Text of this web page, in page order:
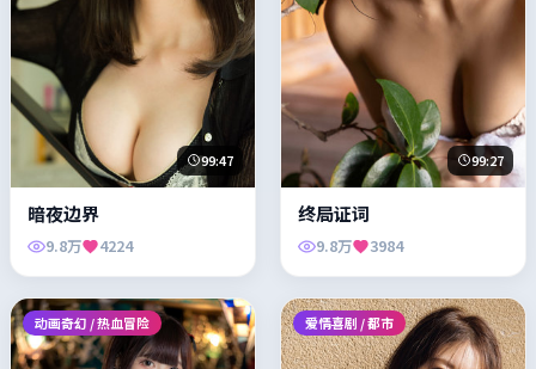
99:47
暗夜边界
9.8万 4224
99:27
终局证词
9.8万 3984
动画奇幻 / 热血冒险 爱情喜剧 / 都市